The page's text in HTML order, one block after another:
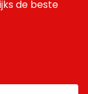
de beste